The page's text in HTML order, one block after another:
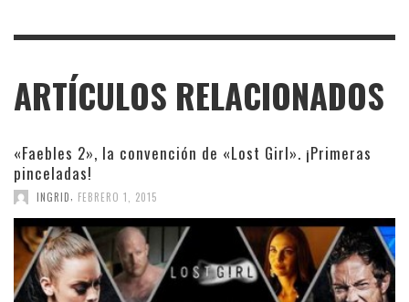
ARTÍCULOS RELACIONADOS
«Faebles 2», la convención de «Lost Girl». ¡Primeras
pinceladas!
INGRID, FEBRERO 1, 2015